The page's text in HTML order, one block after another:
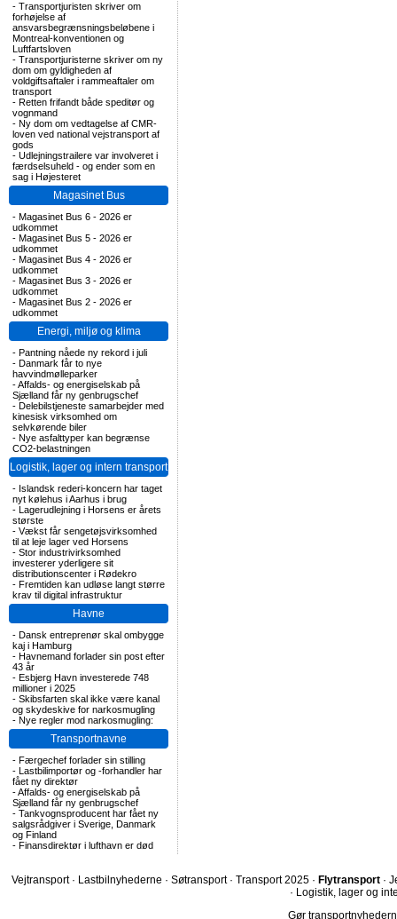
- Transportjuristen skriver om
forhøjelse af
ansvarsbegrænsningsbeløbene i
Montreal-konventionen og
Luftfartsloven
- Transportjuristerne skriver om ny
dom om gyldigheden af
voldgiftsaftaler i rammeaftaler om
transport
- Retten frifandt både speditør og
vognmand
- Ny dom om vedtagelse af CMR-
loven ved national vejstransport af
gods
- Udlejningstrailere var involveret i
færdselsuheld - og ender som en
sag i Højesteret
Magasinet Bus
- Magasinet Bus 6 - 2026 er
udkommet
- Magasinet Bus 5 - 2026 er
udkommet
- Magasinet Bus 4 - 2026 er
udkommet
- Magasinet Bus 3 - 2026 er
udkommet
- Magasinet Bus 2 - 2026 er
udkommet
Energi, miljø og klima
- Pantning nåede ny rekord i juli
- Danmark får to nye
havvindmølleparker
-Affalds- og energiselskab på
Sjælland får ny genbrugschef
- Delebilstjeneste samarbejder med
kinesisk virksomhed om
selvkørende biler
- Nye asfalttyper kan begrænse
CO2-belastningen
Logistik, lager og intern transport
- Islandsk rederi-koncern har taget
nyt kølehus i Aarhus i brug
- Lagerudlejning i Horsens er årets
største
- Vækst får sengetøjsvirksomhed
til at leje lager ved Horsens
- Stor industrivirksomhed
investerer yderligere sit
distributionscenter i Rødekro
- Fremtiden kan udløse langt større
krav til digital infrastruktur
Havne
- Dansk entreprenør skal ombygge
kaj i Hamburg
- Havnemand forlader sin post efter
43 år
- Esbjerg Havn investerede 748
millioner i 2025
- Skibsfarten skal ikke være kanal
og skydeskive for narkosmugling
- Nye regler mod narkosmugling:
Transportnavne
- Færgechef forlader sin stilling
- Lastbilimportør og -forhandler har
fået ny direktør
-Affalds- og energiselskab på
Sjælland får ny genbrugschef
- Tankvognsproducent har fået ny
salgsrådgiver i Sverige, Danmark
og Finland
- Finansdirektør i lufthavn er død
Vejtransport · Lastbilnyhederne · Søtransport · Transport 2025 · Flytransport ·
· Logistik, lager og
Gør